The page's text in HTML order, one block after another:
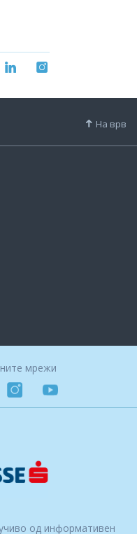
На врв
мрежи
од информативен